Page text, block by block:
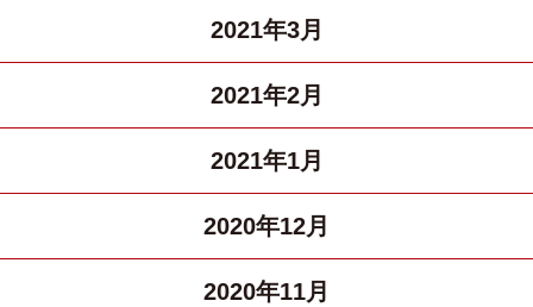
2021年3月
2021年2月
2021年1月
2020年12月
2020年11月